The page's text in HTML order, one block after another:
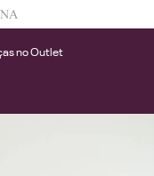
no Outlet